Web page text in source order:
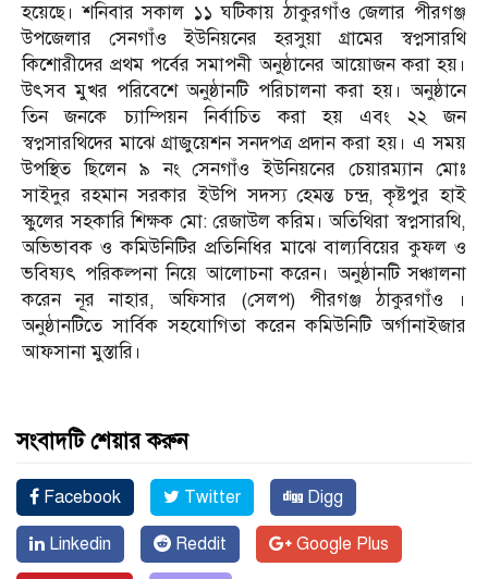
হয়েছে। শনিবার সকাল ১১ ঘটিকায় ঠাকুরগাঁও জেলার পীরগঞ্জ
উপজেলার সেনগাঁও ইউনিয়নের হরসুয়া গ্রামের স্বপ্নসারথি
কিশোরীদের প্রথম পর্বের সমাপনী অনুষ্ঠানের আয়োজন করা হয়।
উৎসব মুখর পরিবেশে অনুষ্ঠানটি পরিচালনা করা হয়। অনুষ্ঠানে
তিন জনকে চ্যাম্পিয়ন নির্বাচিত করা হয় এবং ২২ জন
স্বপ্নসারথিদের মাঝে গ্রাজুয়েশন সনদপত্র প্রদান করা হয়। এ সময়
উপস্থিত ছিলেন ৯ নং সেনগাঁও ইউনিয়নের চেয়ারম্যান মোঃ
সাইদুর রহমান সরকার ইউপি সদস্য হেমন্ত চন্দ্র, কৃষ্টপুর হাই
স্কুলের সহকারি শিক্ষক মো: রেজাউল করিম। অতিথিরা স্বপ্নসারথি,
অভিভাবক ও কমিউনিটির প্রতিনিধির মাঝে বাল্যবিয়ের কুফল ও
ভবিষ্যৎ পরিকল্পনা নিয়ে আলোচনা করেন। অনুষ্ঠানটি সঞ্চালনা
করেন নূর নাহার, অফিসার (সেলপ) পীরগঞ্জ ঠাকুরগাঁও ।
অনুষ্ঠানটিতে সার্বিক সহযোগিতা করেন কমিউনিটি অর্গানাইজার
আফসানা মুস্তারি।
সংবাদটি শেয়ার করুন
Facebook Twitter Digg
Linkedin Reddit Google Plus